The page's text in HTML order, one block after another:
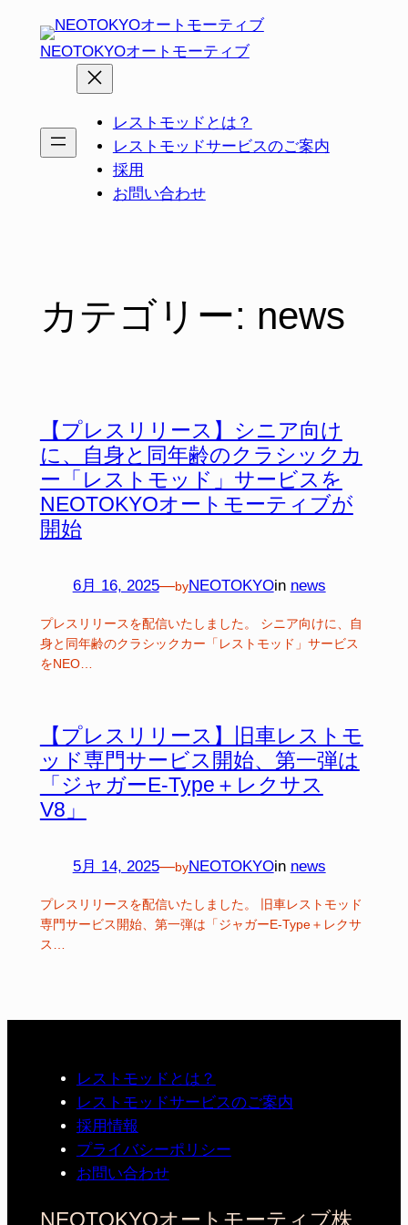
NEOTOKYOオートモーティブ
レストモッドとは？
レストモッドサービスのご案内
採用
お問い合わせ
カテゴリー: news
【プレスリリース】シニア向け
に、自身と同年齢のクラシックカ
ー「レストモッド」サービスを
NEOTOKYOオートモーティブが
開始
6月 16, 2025—byNEOTOKYOin news
プレスリリースを配信いたしました。 シニア向けに、自
身と同年齢のクラシックカー「レストモッド」サービス
をNEO…
【プレスリリース】旧車レストモ
ッド専門サービス開始、第⼀弾は
「ジャガーE‑Type＋レクサス
V8」
5月 14, 2025—byNEOTOKYOin news
プレスリリースを配信いたしました。 旧車レストモッド
専門サービス開始、第⼀弾は「ジャガーE‑Type＋レクサ
ス…
レストモッドとは？
レストモッドサービスのご案内
採用情報
プライバシーポリシー
お問い合わせ
NEOTOKYOオートモーティブ株